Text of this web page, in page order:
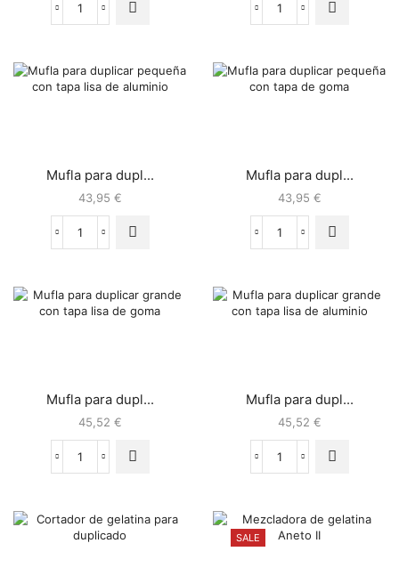
Mufla para dupl...
43,95 €
Mufla para dupl...
43,95 €
Mufla para dupl...
45,52 €
Mufla para dupl...
45,52 €
SALE